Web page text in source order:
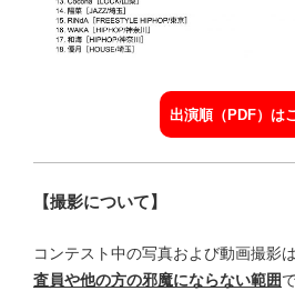
出演順（PDF）は
【撮影について】
コンテスト中の写真および動画撮影
査員や他の方の邪魔にならない範囲